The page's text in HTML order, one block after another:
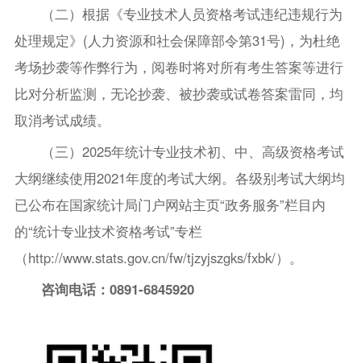
（二）根据《专业技术人员资格考试违纪违规行为
处理规定》(人力资源和社会保障部令第31号)，为杜绝
考场抄袭等作弊行为，阅卷时将对所有考生答案等进行
比对分析监测，无论抄袭、被抄袭或试卷答案雷同，均
取消考试成绩。
（三）2025年统计专业技术初、中、高级资格考试
大纲继续使用2021年度的考试大纲。各级别考试大纲均
已公布在国家统计局门户网站主页“政务服务”栏目内
的“统计专业技术资格考试”专栏
（http://www.stats.gov.cn/fw/tjzyjszgks/fxbk/）。
咨询电话：0891-6845920